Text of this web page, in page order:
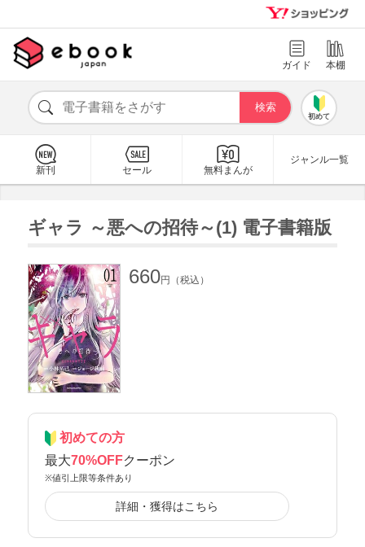
ガイド 本棚
初めて
新刊 セール 無料まんが
ジャンル一覧
ギャラ ～悪への招待～(1) 電子書籍版
660円（税込）
初めての方
最大70%OFFクーポン
※値引上限等条件あり
詳細・獲得はこちら